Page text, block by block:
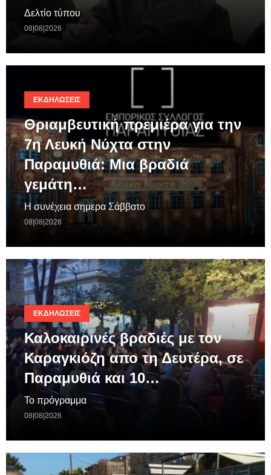
Δελτίο τύπου
08|08|2026
ΕΚΔΗΛΏΣΕΙΣ
Θριαμβευτική πρεμιέρα για την
7η Λευκή Νύχτα στην
Παραμυθιά: Μια βραδιά
γεμάτη…
Η συνέχεια σημερα Σάββατο
08|08|2026
ΕΚΔΗΛΏΣΕΙΣ
Καλοκαιρινές βραδιές με τον
Καραγκιόζη απο τη Δευτέρα, σε
Παραμυθιά και 10…
Το πρόγραμμα
08|08|2026